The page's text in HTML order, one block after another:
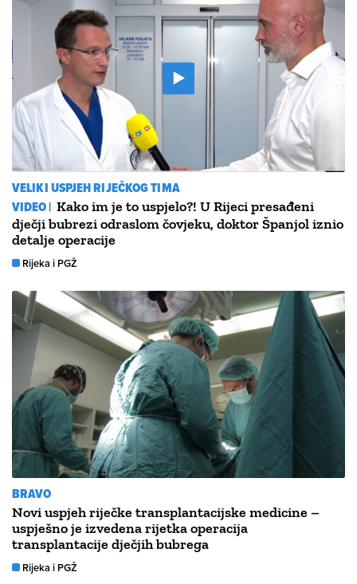
VELIKI USPJEH RIJEČKOG TIMA
VIDEO | Kako im je to uspjelo?! U Rijeci presađeni
dječji bubrezi odraslom čovjeku, doktor Španjol iznio
detalje operacije
Rijeka i PGŽ
BRAVO
Novi uspjeh riječke transplantacijske medicine –
uspješno je izvedena rijetka operacija
transplantacije dječjih bubrega
Rijeka i PGŽ